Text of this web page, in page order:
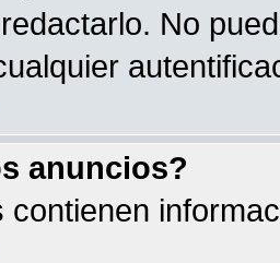
No
anuncios?
contienen